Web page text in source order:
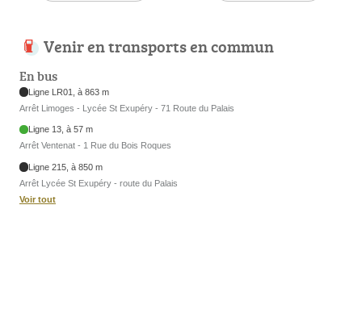
Venir en transports en commun
En bus
Ligne LR01, à 863 m
Arrêt Limoges - Lycée St Exupéry - 71 Route du Palais
Ligne 13, à 57 m
Arrêt Ventenat - 1 Rue du Bois Roques
Ligne 215, à 850 m
Arrêt Lycée St Exupéry - route du Palais
Voir tout